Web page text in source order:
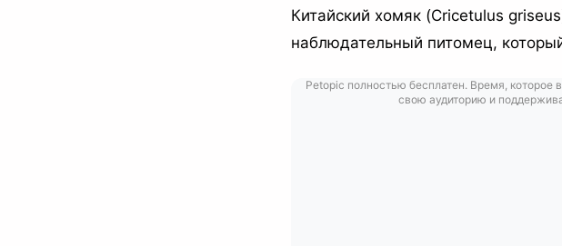
Китайский хомяк (Cricetulus
наблюдательный питомец,
Petopic полностью бесплатен. Время, которое
свою аудиторию и